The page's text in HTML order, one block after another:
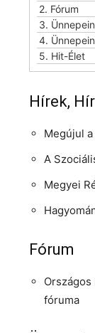
2. Fórum
3.
4.
5. Hit-Élet
Hírek,
Megújul
A
Megyei
Fórum
fóruma